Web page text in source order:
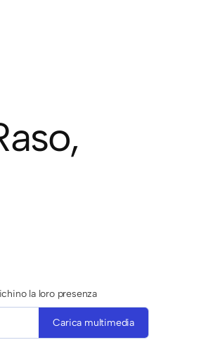
la loro presenza
Carica multimedia